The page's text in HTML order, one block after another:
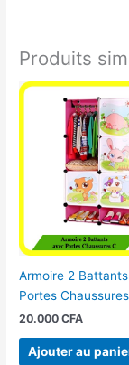
Produits
Armoire 2
Portes
20.000CFA
Ajouter au